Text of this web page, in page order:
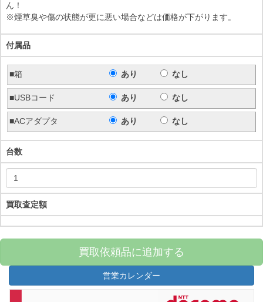
ん！
※煙草臭や傷の状態が更に悪い場合などは価格が下がります。
付属品
■箱 あり なし
■USBコード あり なし
■ACアダプタ あり なし
台数
買取査定額
買取依頼品に追加する
営業カレンダー